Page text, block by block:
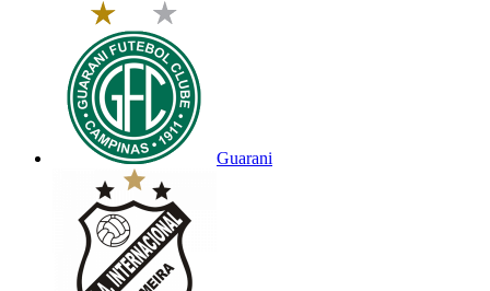
Guarani